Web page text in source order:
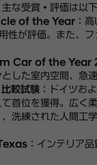
な受賞・評価は以下
of the Year ：
性が評価。また、
Car of the Year
した室内空間、急
較試験 ：ドイツお
て首位を獲得。広く
洗練された人間工
：インテリア